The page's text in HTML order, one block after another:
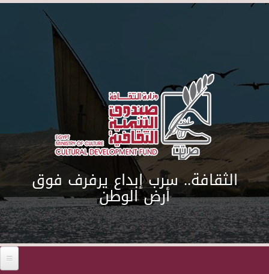
Skip to main content
الثقافة.. سرب إبداع يرفرف فوق
أرض الوطن
Before 01